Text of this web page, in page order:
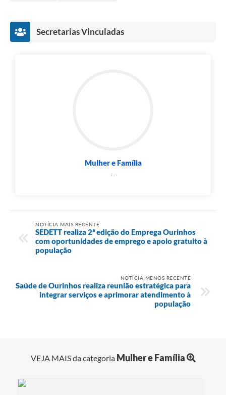
Secretarias Vinculadas
Mulher e Família
--
NOTÍCIA MAIS RECENTE
SEDETT realiza 2ª edição do Emprega Ourinhos
com oportunidades de emprego e apoio gratuito à
população
NOTÍCIA MENOS RECENTE
Saúde de Ourinhos realiza reunião estratégica para
integrar serviços e aprimorar atendimento à
população
VEJA MAIS da categoria Mulher e Família